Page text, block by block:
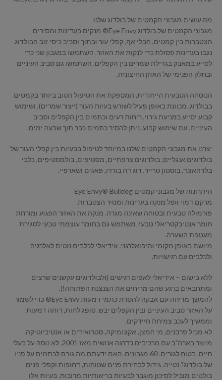
מה עושים מגבוני הקמטים של בולדוג שלנו
מגבוני הקמטים של בולדוג Eye Envy® מנקים בעדינות ומסירים
הצטברות בין קמטים, חבלי אף, קפלי עור ובתוך וסביב כיסי זנב הבולדוג.
נגבו בעדינות פסולת כדי לנקות את האזור. השתמשו במגבון שני כדי
לסייע במאבק בגדילת שמרים בין הקפלים. השתמשו גם סביב העיניים
ובחלק הפנימי של האוזן החיצונית.
הנוסחה הטבעית הייחודית, המספקת את הטיפול הטוב ביותר בקמטים
בבולדוג, מכוונת באופן פעיל לשורש בעיות העור (ייצור שמרים), ושימוש
קבוע יסייע במניעת גירוי, ריחות רעים וכתמים בין הקפלים וסביב
העיניים. עם שימוש קבוע, ניתן להסיר כתמים כבר תוך שבעה ימים.
יצרנו את מגבוני הקמטים שלנו במיוחד לטיפול בבעיות בין קפלי העור של
בולדוגים אנגליים, בולדוגים צרפתיים, מסטיפים, בולמסטיפים, כלבי
בלדהאונד, בוסטון טרייר, דוג דה בורדו, פאגים ושארפיי.
היתרונות של מגבוני קמטים Eye Envy® Bulldog
מרקם דמוי וופל מנקה בעדינות ומסיר הצטברות.
פורמולה טבעית ובטוחה שאינה מגרה. מנקה את האזור הפגוע ומורחת
חומר אנטיבקטריאלי טבעי. משתמש גם בחומר עוצמתי טבעי לסגירת
מעטפת השערה.
מיושם באופן מקומי והיפואלרגני. אידיאלי לכלבים נוטים לאלרגיה
ולכלבים עם רגישויות.
ללא בישום – אידיאלי לאפים רגישים (ולבולדוגים עקשנים שרצים
ומתחבאים ברגע שהם מריחים את הצנצנת הפתוחה!).
להמשך מריחה עם אבקה להסרת כתמי דמעות Eye Envy® כדי לשמור
על האזור סביב העיניים ובין הקפלים יבש. סופג לחות, דוחה דמעות
וממשיך לעכב צמיחת חיידקים.
לא מכיל פרבנים, מי חמצן, אקונומיקה, סטרואידים או אנטיביוטיקה.
מיוצר בארה"ב עם מרכיבים בדרגה אנושית מאז 2001. לא נוסה על בעלי
חיים. בטוח לגורים. 60 מגבונים. האם ידעתם מה גורם לכתמים על פניו
של בולדוג? נטייה. גידול לבחירת פנים שטוחות, דחופות וקפלי פנים
בולטים מוביל לסיכון מוגבר לבעיות בריאותיות מרובות. בעיות אלו